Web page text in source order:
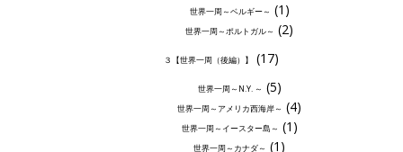
世界一周～ベルギー～ (1)
世界一周～ポルトガル～ (2)
３【世界一周（後編）】 (17)
世界一周～N.Y. ～ (5)
世界一周～アメリカ西海岸～ (4)
世界一周～イースター島～ (1)
世界一周～カナダ～ (1)